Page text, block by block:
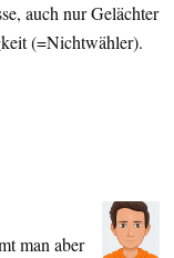
auch nur Gelächter
(=Nichtwähler).
man aber